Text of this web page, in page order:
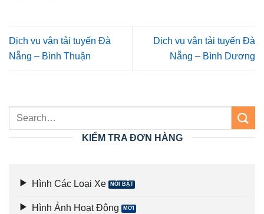
Dịch vụ vận tải tuyến Đà
Nẵng – Bình Thuận
Dịch vụ vận tải tuyến Đà
Nẵng – Bình Dương
KIỂM TRA ĐƠN HÀNG
Hình Các Loại Xe
Hình Ảnh Hoạt Động